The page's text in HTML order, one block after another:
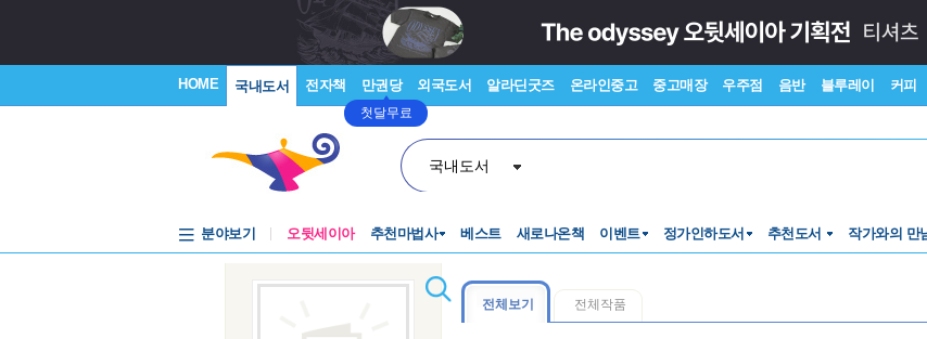
HOME 국내도서 전자책 만권당
첫달무료
외국도서 알라딘굿즈 온라인중고 중고매장 우주점 음반 블루레이 커피
국내도서
분야보기 오뒷세이아 추천마법사 베스트 새로나온책 이벤트 정가인하도서 추천도서 작가와의 만
전체보기 전체작품